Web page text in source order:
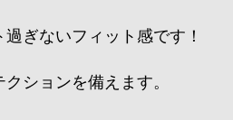
ぎないフィット感です！
クションを備えます。